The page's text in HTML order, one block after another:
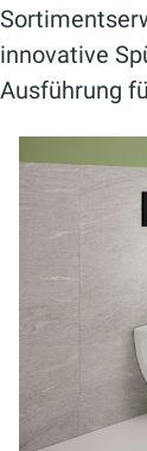
innovative
Ausführung